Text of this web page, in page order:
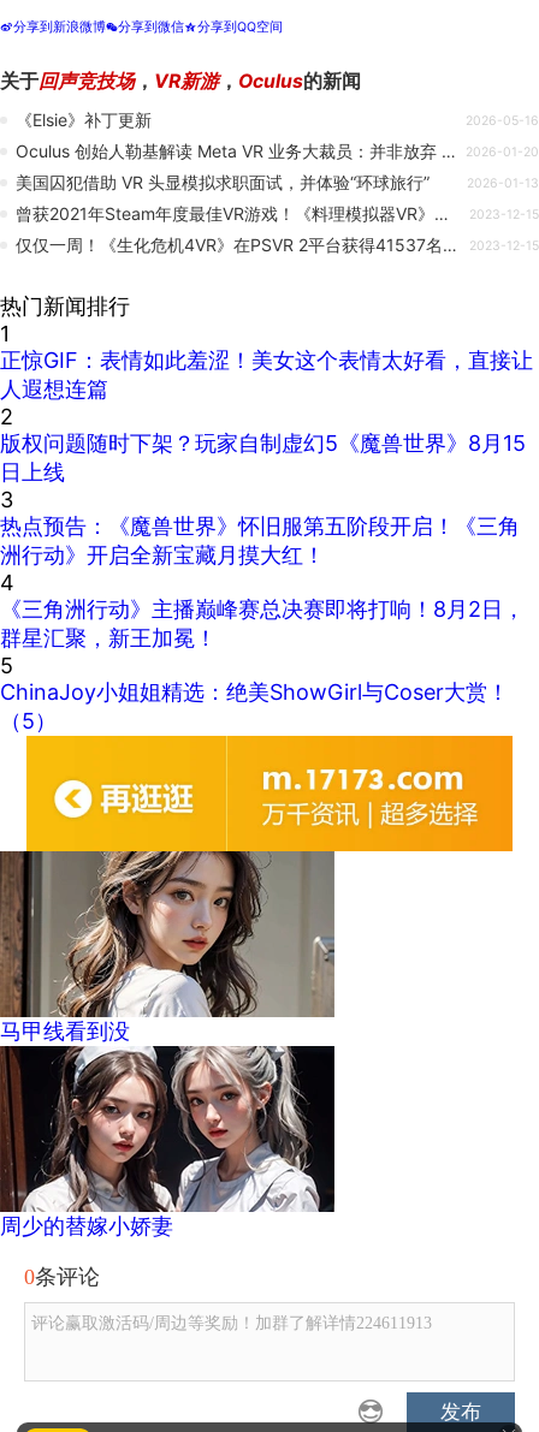
t分享到新浪微博w分享到微信z分享到QQ空间
关于回声竞技场， VR新游， Oculus的新闻
《Elsie》补丁更新 2026-05-16
Oculus 创始人勒基解读 Meta VR 业务大裁员：并非放弃 VR，反而利好行业 2026-01-20
美国囚犯借助 VR 头显模拟求职面试，并体验“环球旅行” 2026-01-13
曾获2021年Steam年度最佳VR游戏！《料理模拟器VR》登陆PSVR2 2023-12-15
仅仅一周！《生化危机4VR》在PSVR 2平台获得41537名玩家 2023-12-15
热门新闻排行
1
正惊GIF：表情如此羞涩！美女这个表情太好看，直接让
人遐想连篇
2
版权问题随时下架？玩家自制虚幻5《魔兽世界》8月15
日上线
3
热点预告：《魔兽世界》怀旧服第五阶段开启！《三角
洲行动》开启全新宝藏月摸大红！
4
《三角洲行动》主播巅峰赛总决赛即将打响！8月2日，
群星汇聚，新王加冕！
5
ChinaJoy小姐姐精选：绝美ShowGirl与Coser大赏！
（5）
马甲线看到没
周少的替嫁小娇妻
0条评论
评论赢取激活码/周边等奖励！加群了解详情224611913
发布